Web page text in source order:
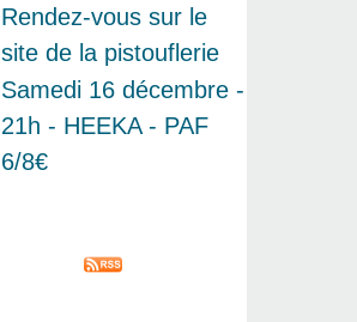
Rendez-vous sur le
site de la pistouflerie
Samedi 16 décembre -
21h - HEEKA - PAF
6/8€